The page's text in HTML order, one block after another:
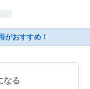
がおすすめ！
なる